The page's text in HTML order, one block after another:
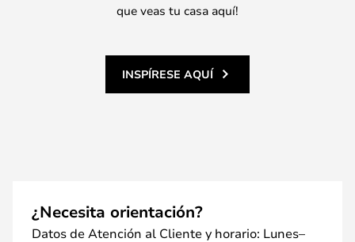
que veas tu casa aquí!
INSPÍRESE AQUÍ
¿Necesita orientación?
Datos de Atención al Cliente y horario: Lunes–